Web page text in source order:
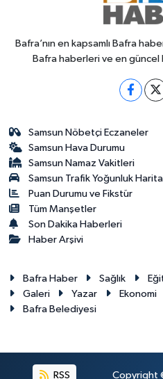
Bafra’nın en kapsamlı Bafra
Bafra haberleri ve en
Samsun Nöbetçi Eczaneler
Samsun Hava Durumu
Samsun Namaz Vakitleri
Samsun Trafik Yoğunluk
Puan Durumu ve Fikstür
Tüm Manşetler
Son Dakika Haberleri
Haber Arşivi
Bafra Haber Sağlık
Galeri
Yazar Ekonomi
Bafra Belediyesi
RSS Copyright